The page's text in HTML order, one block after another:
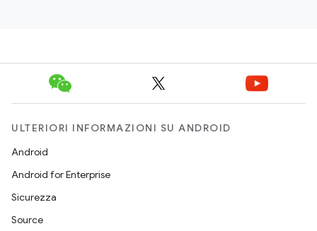
ULTERIORI INFORMAZIONI SU ANDROID
Android
Android for Enterprise
Sicurezza
Source